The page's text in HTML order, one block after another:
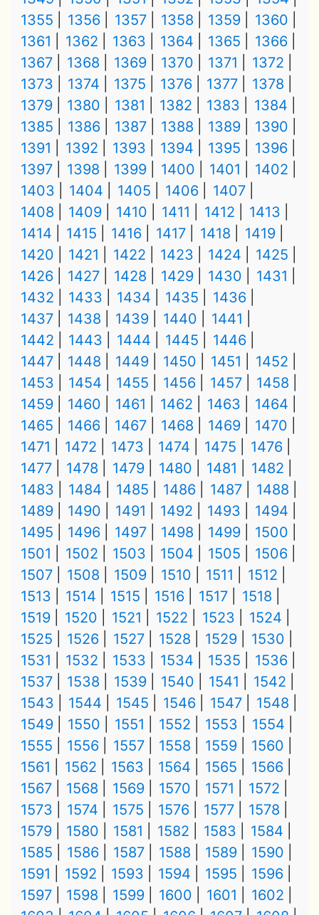
1355
1356 1357 1358 1359
1360
1361
1362 1363 1364 1365
1366
1367
1368 1369 1370 1371
1372
1373
1374 1375 1376 1377
1378
1379
1380 1381 1382 1383
1384
1385
1386 1387 1388 1389
1390
1391
1392 1393 1394 1395
1396
1397
1398 1399 1400 1401
1402
1403
1404 1405 1406
1407
1408
1409 1410 1411 1412
1413
1414
1415 1416 1417 1418
1419
1420
1421 1422 1423 1424
1425
1426
1427 1428 1429 1430
1431
1432
1433 1434 1435
1436
1437
1438 1439 1440
1441
1442
1443 1444 1445
1446
1447
1448 1449 1450 1451
1452
1453
1454 1455 1456 1457
1458
1459
1460 1461 1462 1463
1464
1465
1466 1467 1468 1469
1470
1471
1472 1473 1474 1475
1476
1477
1478 1479 1480 1481
1482
1483
1484 1485 1486 1487
1488
1489
1490 1491 1492 1493
1494
1495
1496 1497 1498 1499
1500
1501
1502 1503 1504 1505
1506
1507
1508 1509 1510 1511
1512
1513
1514 1515 1516 1517
1518
1519
1520 1521 1522 1523
1524
1525
1526 1527 1528 1529
1530
1531
1532 1533 1534 1535
1536
1537
1538 1539 1540 1541
1542
1543
1544 1545 1546 1547
1548
1549
1550 1551 1552 1553
1554
1555
1556 1557 1558 1559
1560
1561
1562 1563 1564 1565
1566
1567
1568 1569 1570 1571
1572
1573
1574 1575 1576 1577
1578
1579
1580 1581 1582 1583
1584
1585
1586 1587 1588 1589
1590
1591
1592 1593 1594 1595
1596
1597
1598 1599 1600 1601
1602